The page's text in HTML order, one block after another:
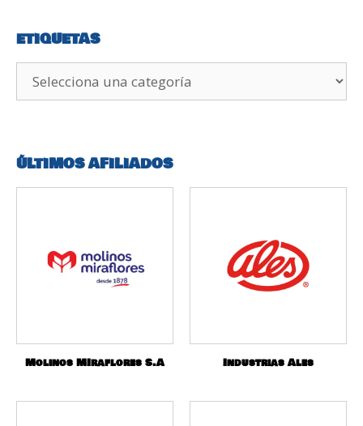
ETIQUETAS
ÚLTIMOS AFILIADOS
Molinos MIraflores S.A Industrias Ales